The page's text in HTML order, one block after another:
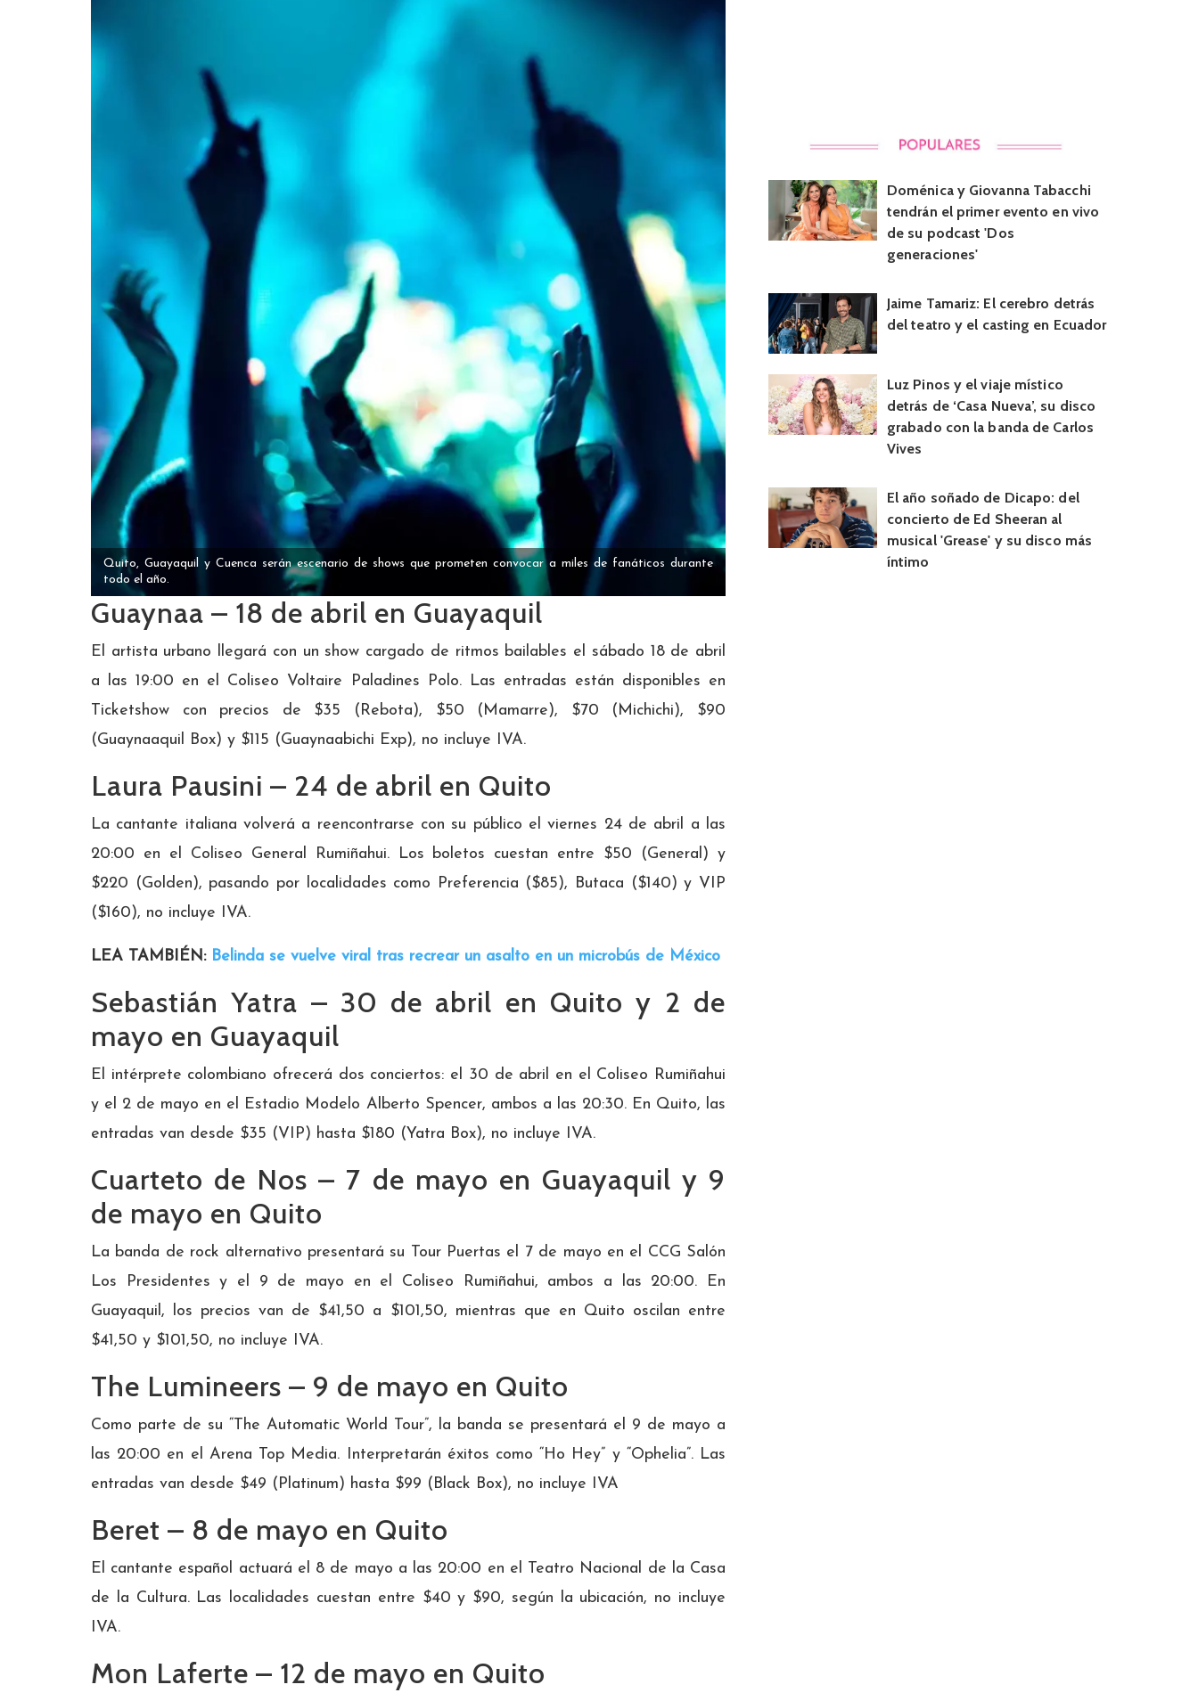
Quito, Guayaquil y Cuenca serán escenario de shows que prometen convocar a miles de fanáticos durante
todo el año.
Guaynaa – 18 de abril en Guayaquil
El artista urbano llegará con un show cargado de ritmos bailables el sábado 18 de abril
a las 19:00 en el Coliseo Voltaire Paladines Polo. Las entradas están disponibles en
Ticketshow con precios de $35 (Rebota), $50 (Mamarre), $70 (Michichi), $90
(Guaynaaquil Box) y $115 (Guaynaabichi Exp), no incluye IVA.
Laura Pausini – 24 de abril en Quito
La cantante italiana volverá a reencontrarse con su público el viernes 24 de abril a las
20:00 en el Coliseo General Rumiñahui. Los boletos cuestan entre $50 (General) y
$220 (Golden), pasando por localidades como Preferencia ($85), Butaca ($140) y VIP
($160), no incluye IVA.
LEA TAMBIÉN: Belinda se vuelve viral tras recrear un asalto en un microbús de México
Sebastián Yatra – 30 de abril en Quito y 2 de
mayo en Guayaquil
El intérprete colombiano ofrecerá dos conciertos: el 30 de abril en el Coliseo Rumiñahui
y el 2 de mayo en el Estadio Modelo Alberto Spencer, ambos a las 20:30. En Quito, las
entradas van desde $35 (VIP) hasta $180 (Yatra Box), no incluye IVA.
Cuarteto de Nos – 7 de mayo en Guayaquil y 9
de mayo en Quito
La banda de rock alternativo presentará su Tour Puertas el 7 de mayo en el CCG Salón
Los Presidentes y el 9 de mayo en el Coliseo Rumiñahui, ambos a las 20:00. En
Guayaquil, los precios van de $41,50 a $101,50, mientras que en Quito oscilan entre
$41,50 y $101,50, no incluye IVA.
The Lumineers – 9 de mayo en Quito
Como parte de su “The Automatic World Tour”, la banda se presentará el 9 de mayo a
las 20:00 en el Arena Top Media. Interpretarán éxitos como “Ho Hey” y “Ophelia”. Las
entradas van desde $49 (Platinum) hasta $99 (Black Box), no incluye IVA
Beret – 8 de mayo en Quito
El cantante español actuará el 8 de mayo a las 20:00 en el Teatro Nacional de la Casa
de la Cultura. Las localidades cuestan entre $40 y $90, según la ubicación, no incluye
IVA.
Mon Laferte – 12 de mayo en Quito
Doménica y Giovanna Tabacchi
tendrán el primer evento en vivo
de su podcast 'Dos
generaciones'
Jaime Tamariz: El cerebro detrás
del teatro y el casting en Ecuador
Luz Pinos y el viaje místico
detrás de ‘Casa Nueva’, su disco
grabado con la banda de Carlos
Vives
El año soñado de Dicapo: del
concierto de Ed Sheeran al
musical 'Grease' y su disco más
íntimo